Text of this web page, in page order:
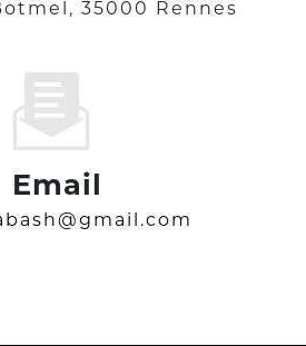
35000 Rennes
Email